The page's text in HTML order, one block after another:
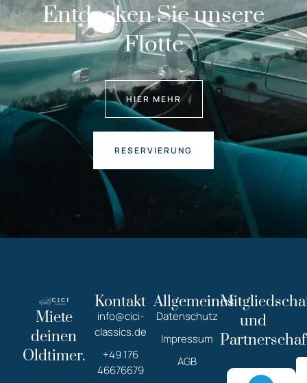
Entdecken Sie unsere
Flotte
HIER MEHR
RESERVIERUNG
Miete
deinen
Oldtimer.
Kontakt
info@cici-
classics.de
+49 176
46676679
Allgemeines
Datenschutz
Impressum
AGB
und